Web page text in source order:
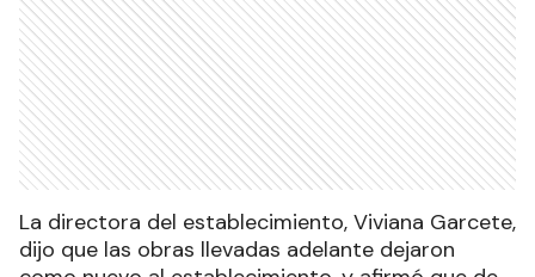
La directora del establecimiento, Viviana Garcete,
dijo que las obras llevadas adelante dejaron